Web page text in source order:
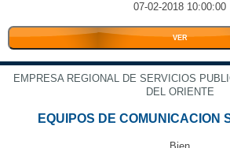
07-02-2018 10:00:00
VER
EMPRESA REGIONAL DE SERVICIOS
DEL ORIENTE
EQUIPOS DE COMUNICACION